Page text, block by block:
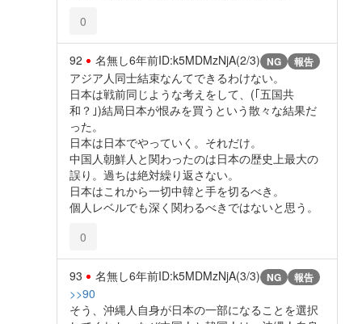
0
92 名無し6年前ID:k5MDMzNjA(2/3) NG 報告
アジア人同士結束なんてできるわけない。
日本は戦前同じような考えをして、(｢五国共
和？｣)結局日本が恨みを買うという散々な結果だ
った。
日本は日本でやっていく。それだけ。
中国人朝鮮人と関わったのは日本の歴史上最大の
誤り。過ちは絶対繰り返さない。
日本はこれから一切中韓と手を切るべき。
個人レベルでも深く関わるべきではないと思う。
0
93 名無し6年前ID:k5MDMzNjA(3/3) NG 報告
>>90
そう、沖縄人自身が日本の一部になることを選択